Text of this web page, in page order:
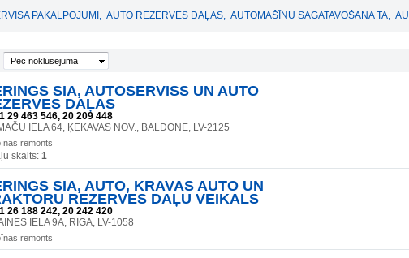
PAKALPOJUMI , AUTO REZERVES DAĻAS, AUTOMAŠĪNU SAGATAVOŠANA TA,
Pēc noklusējuma
SIA, AUTOSERVISS UN AUTO
DAĻAS
29 463 546, 20 209 448
IELA 64, ĶEKAVAS NOV., BALDONE, LV-2125
remonts
skaits: 1
SIA, AUTO, KRAVAS AUTO UN
REZERVES DAĻU VEIKALS
26 188 242, 20 242 420
IELA 9A, RĪGA, LV-1058
remonts